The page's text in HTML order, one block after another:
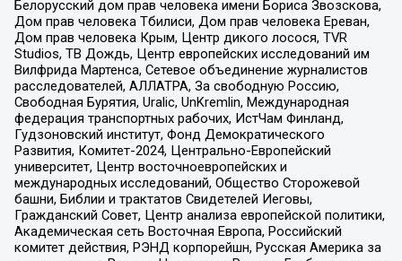
Белорусский дом прав человека имени Бориса Звозскова,
Дом прав человека Тбилиси, Дом прав человека Ереван,
Дом прав человека Крым, Центр дикого лосося, TVR
Studios, ТВ Дождь, Центр европейских исследований им
Вилфрида Мартенса, Сетевое объединение журналистов
расследователей, АЛЛАТРА, За свободную Россию,
Свободная Бурятия, Uralic, UnKremlin, Международная
федерация транспортных рабочих, ИстЧам Финланд,
Гудзоновский институт, Фонд Демократического
Развития, Комитет-2024, Центрально-Европейский
университет, Центр восточноевропейских и
международных исследований, Общество Сторожевой
башни, Библии и трактатов Свидетелей Иеговы,
Гражданский Совет, Центр анализа европейской политики,
Академическая сеть Восточная Европа, Российский
комитет действия, РЭНД корпорейшн, Русская Америка за